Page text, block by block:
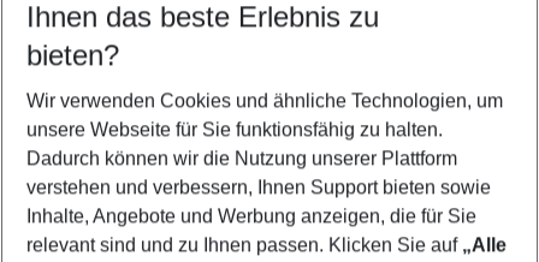
Reisezeitraum wählen
12.08.26– 10.08.27 5-8 Nächte
2 Erwachsene Keine Kinder
Mehr Filter anzeigen
Ihnen das beste Erlebnis zu
bieten?
Wir verwenden Cookies und ähnliche Technologien, um
unsere Webseite für Sie funktionsfähig zu halten.
Dadurch können wir die Nutzung unserer Plattform
verstehen und verbessern, Ihnen Support bieten sowie
Inhalte, Angebote und Werbung anzeigen, die für Sie
relevant sind und zu Ihnen passen. Klicken Sie auf „Alle